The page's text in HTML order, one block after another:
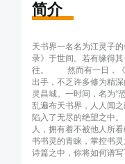
简介
天书界一名名为江灵子
录》于世间。若有缘得
往。 　　然而有一日，
出手，不乏许多修为精
灵昌城。一时间，名为“
乱遍布天书界，人人闻
陷入了无尽的绝望之中
人，拥有着不被他人所
书书灵的青睐，掌控书
诗篇之中，你将如何谱